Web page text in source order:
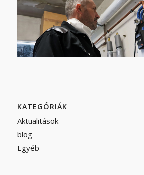
KATEGÓRIÁK
Aktualitások
blog
Egyéb